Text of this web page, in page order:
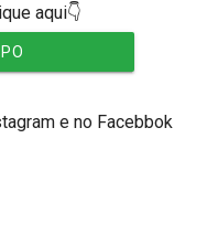
aqui👇
e no Facebbok